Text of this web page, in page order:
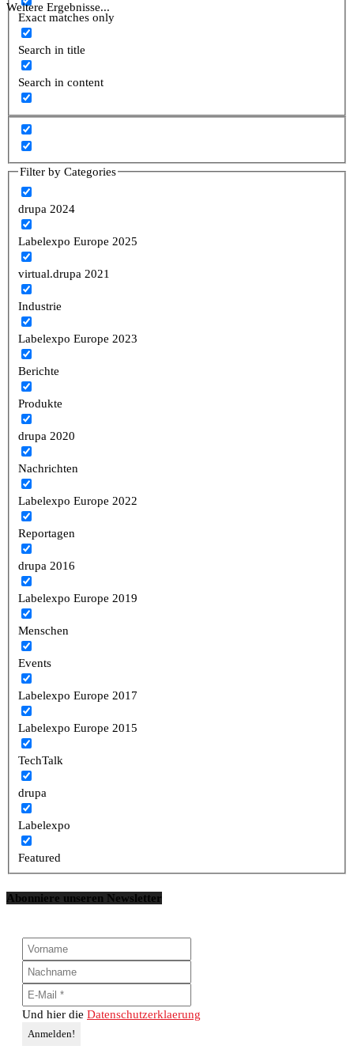
Weitere Ergebnisse...
Exact matches only
Search in title
Search in content
Filter by Categories
drupa 2024
Labelexpo Europe 2025
virtual.drupa 2021
Industrie
Labelexpo Europe 2023
Berichte
Produkte
drupa 2020
Nachrichten
Labelexpo Europe 2022
Reportagen
drupa 2016
Labelexpo Europe 2019
Menschen
Events
Labelexpo Europe 2017
Labelexpo Europe 2015
TechTalk
drupa
Labelexpo
Featured
Abonniere unseren Newsletter
Und hier die Datenschutzerklaerung